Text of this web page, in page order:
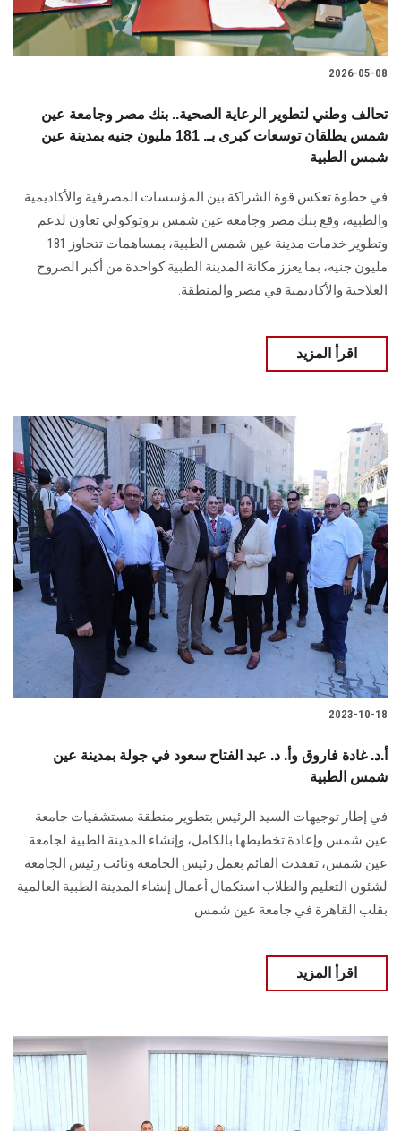
الدراسات العليا
الموظفون
سجل الان
2026-05-08
تحالف وطني لتطوير الرعاية الصحية.. بنك مصر وجامعة عين
شمس يطلقان توسعات كبرى بـ. 181 مليون جنيه بمدينة عين
شمس الطبية
في خطوة تعكس قوة الشراكة بين المؤسسات المصرفية والأكاديمية
والطبية، وقع بنك مصر وجامعة عين شمس بروتوكولي تعاون لدعم
وتطوير خدمات مدينة عين شمس الطبية، بمساهمات تتجاوز 181
مليون جنيه، بما يعزز مكانة المدينة الطبية كواحدة من أكبر الصروح
العلاجية والأكاديمية في مصر والمنطقة.
اقرأ المزيد
2023-10-18
أ.د. غادة فاروق وأ. د. عبد الفتاح سعود في جولة بمدينة عين
شمس الطبية
في إطار توجيهات السيد الرئيس بتطوير منطقة مستشفيات جامعة
عين شمس وإعادة تخطيطها بالكامل، وإنشاء المدينة الطبية لجامعة
عين شمس، تفقدت القائم بعمل رئيس الجامعة ونائب رئيس الجامعة
لشئون التعليم والطلاب استكمال أعمال إنشاء المدينة الطبية العالمية
بقلب القاهرة في جامعة عين شمس
اقرأ المزيد